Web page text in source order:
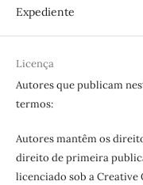
Expediente
Licença
Autores que publicam
termos:
Autores mantêm os
direito de primeira
licenciado sob a